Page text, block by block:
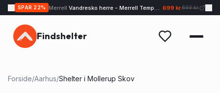
SPAR 22% Merrell Vandresko herre - Merrell Tempo EXP - Sand 699 kr.899 kr.
Findshelter
Forside/Aarhus/Shelter i Mollerup Skov